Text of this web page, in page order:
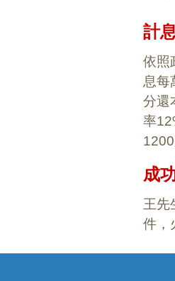
計
依照
息每
分還
率
成
王先
件，